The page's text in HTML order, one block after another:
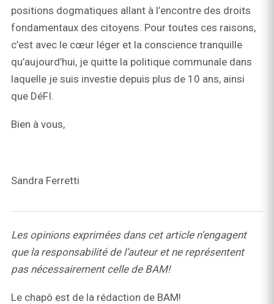
positions dogmatiques allant à l’encontre des droits
fondamentaux des citoyens. Pour toutes ces raisons,
c’est avec le cœur léger et la conscience tranquille
qu’aujourd’hui, je quitte la politique communale dans
laquelle je suis investie depuis plus de 10 ans, ainsi
que DéFI.
Bien à vous,
Sandra Ferretti
Les opinions exprimées dans cet article n’engagent
que la responsabilité de l’auteur et ne représentent
pas nécessairement celle de BAM!
Le chapô est de la rédaction de BAM!